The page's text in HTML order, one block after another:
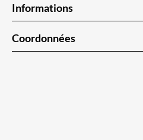
Informations
Coordonnées